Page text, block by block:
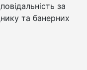
за
та банерних